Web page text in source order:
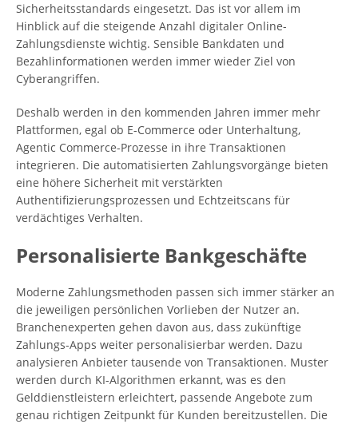
Sicherheitsstandards eingesetzt. Das ist vor allem im
Hinblick auf die steigende Anzahl digitaler Online-
Zahlungsdienste wichtig. Sensible Bankdaten und
Bezahlinformationen werden immer wieder Ziel von
Cyberangriffen.
Deshalb werden in den kommenden Jahren immer mehr
Plattformen, egal ob E-Commerce oder Unterhaltung,
Agentic Commerce-Prozesse in ihre Transaktionen
integrieren. Die automatisierten Zahlungsvorgänge bieten
eine höhere Sicherheit mit verstärkten
Authentifizierungsprozessen und Echtzeitscans für
verdächtiges Verhalten.
Personalisierte Bankgeschäfte
Moderne Zahlungsmethoden passen sich immer stärker an
die jeweiligen persönlichen Vorlieben der Nutzer an.
Branchenexperten gehen davon aus, dass zukünftige
Zahlungs-Apps weiter personalisierbar werden. Dazu
analysieren Anbieter tausende von Transaktionen. Muster
werden durch KI-Algorithmen erkannt, was es den
Gelddienstleistern erleichtert, passende Angebote zum
genau richtigen Zeitpunkt für Kunden bereitzustellen. Die